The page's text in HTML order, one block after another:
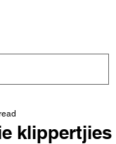
klippertjies